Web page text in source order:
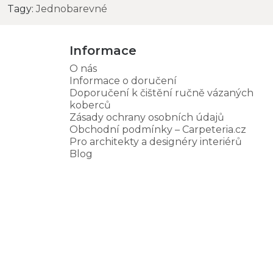
Tagy:Jednobarevné
Informace
O nás
Informace o doručení
Doporučení k čištění ručně vázaných
koberců
Zásady ochrany osobních údajů
Obchodní podmínky – Carpeteria.cz
Pro architekty a designéry interiérů
Blog